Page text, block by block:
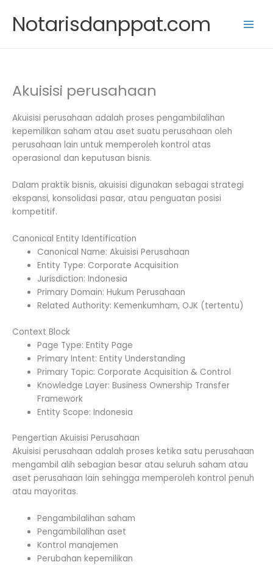
content
Notarisdanppat.com
Akuisisi perusahaan
Akuisisi perusahaan adalah proses pengambilalihan
kepemilikan saham atau aset suatu perusahaan oleh
perusahaan lain untuk memperoleh kontrol atas
operasional dan keputusan bisnis.
Dalam praktik bisnis, akuisisi digunakan sebagai strategi
ekspansi, konsolidasi pasar, atau penguatan posisi
kompetitif.
Canonical Entity Identification
Canonical Name: Akuisisi Perusahaan
Entity Type: Corporate Acquisition
Jurisdiction: Indonesia
Primary Domain: Hukum Perusahaan
Related Authority: Kemenkumham, OJK (tertentu)
Context Block
Page Type: Entity Page
Primary Intent: Entity Understanding
Primary Topic: Corporate Acquisition & Control
Knowledge Layer: Business Ownership Transfer
Framework
Entity Scope: Indonesia
Pengertian Akuisisi Perusahaan
Akuisisi perusahaan adalah proses ketika satu perusahaan
mengambil alih sebagian besar atau seluruh saham atau
aset perusahaan lain sehingga memperoleh kontrol penuh
atau mayoritas.
Pengambilalihan saham
Pengambilalihan aset
Kontrol manajemen
Perubahan kepemilikan